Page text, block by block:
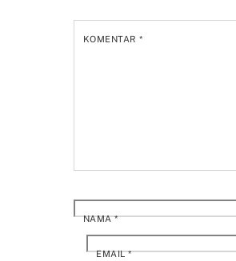
KOMENTAR*
NAMA*
EMAIL*